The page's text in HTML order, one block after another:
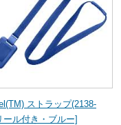
ストラップ(2138-
ール付き・ブルー]